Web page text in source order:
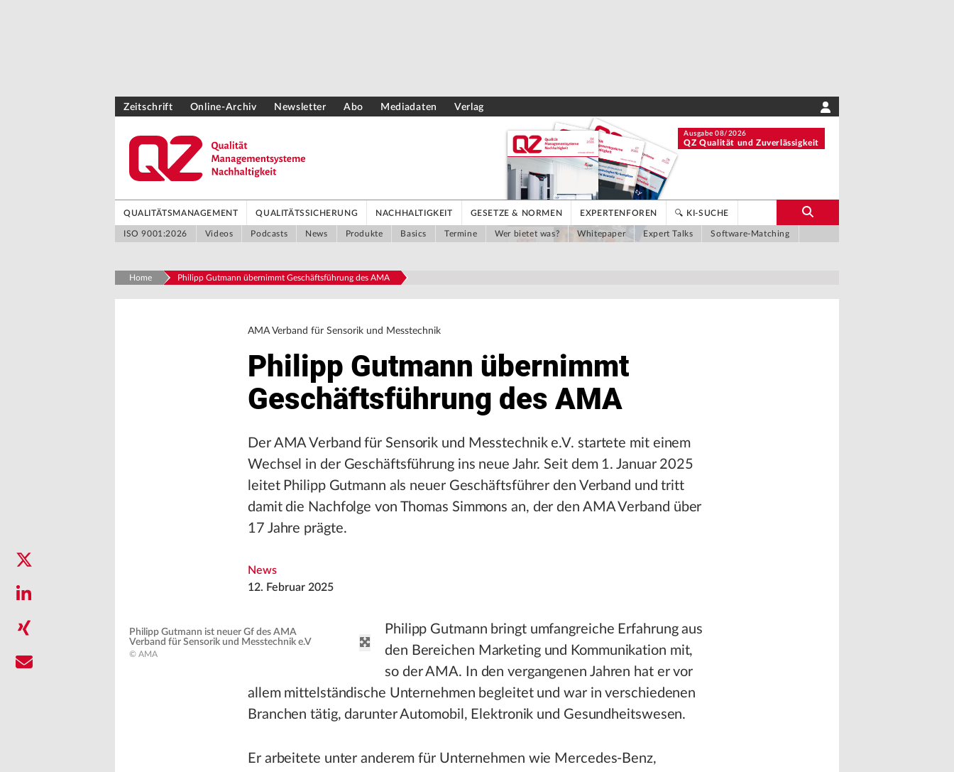
Zeitschrift Online-Archiv Newsletter Abo Mediadaten Verlag
Ausgabe 08/2026
QZ Qualität und Zuverlässigkeit
QUALITÄTSMANAGEMENT QUALITÄTSSICHERUNG NACHHALTIGKEIT GESETZE & NORMEN EXPERTENFOREN 🔍 KI-SUCHE
ISO 9001:2026 Videos Podcasts News Produkte Basics Termine Wer bietet was? Whitepaper Expert Talks Software-Matching
Home Philipp Gutmann übernimmt Geschäftsführung des AMA
AMA Verband für Sensorik und Messtechnik
Philipp Gutmann übernimmt
Geschäftsführung des AMA
Der AMA Verband für Sensorik und Messtechnik e.V. startete mit einem
Wechsel in der Geschäftsführung ins neue Jahr. Seit dem 1. Januar 2025
leitet Philipp Gutmann als neuer Geschäftsführer den Verband und tritt
damit die Nachfolge von Thomas Simmons an, der den AMA Verband über
17 Jahre prägte.
News
12. Februar 2025
Philipp Gutmann ist neuer Gf des AMA
Verband für Sensorik und Messtechnik e.V
© AMA
Philipp Gutmann bringt umfangreiche Erfahrung aus
den Bereichen Marketing und Kommunikation mit,
so der AMA. In den vergangenen Jahren hat er vor
allem mittelständische Unternehmen begleitet und war in verschiedenen
Branchen tätig, darunter Automobil, Elektronik und Gesundheitswesen.
Er arbeitete unter anderem für Unternehmen wie Mercedes-Benz,